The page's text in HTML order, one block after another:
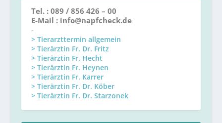
Tel. : 089 / 856 426 – 00
E-Mail : info@napfcheck.de
-
> Tierarzttermin allgemein
> Tierärztin Fr. Dr. Fritz
> Tierärztin Fr. Hecht
> Tierärztin Fr. Heynen
> Tierärztin Fr. Karrer
> Tierärztin Fr. Dr. Köber
> Tierärztin Fr. Dr. Starzonek